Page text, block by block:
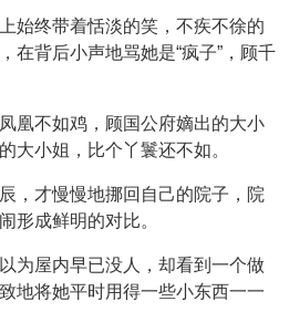
始终带着恬淡的笑，不疾不徐的
在背后小声地骂她是“疯子”，顾千
凰不如鸡，顾国公府嫡出的大小
大小姐，比个丫鬟还不如。
，才慢慢地挪回自己的院子，院
形成鲜明的对比。
为屋内早已没人，却看到一个做
地将她平时用得一些小东西一一